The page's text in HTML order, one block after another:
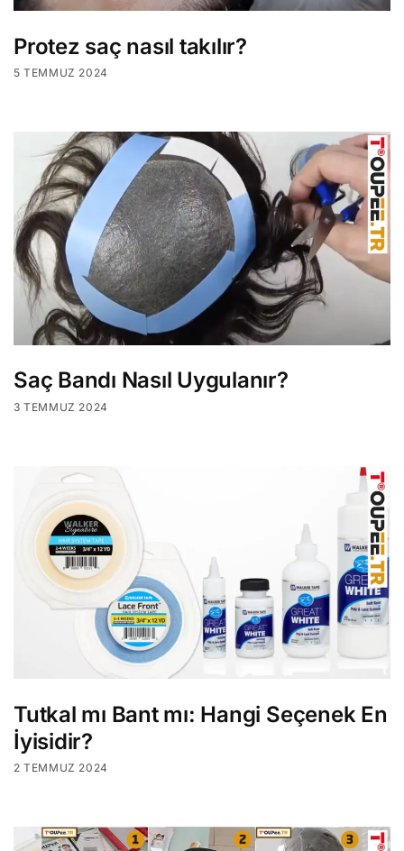
Protez saç nasıl takılır?
5 TEMMUZ 2024
Saç Bandı Nasıl Uygulanır?
3 TEMMUZ 2024
Tutkal mı Bant mı: Hangi Seçenek En
İyisidir?
2 TEMMUZ 2024